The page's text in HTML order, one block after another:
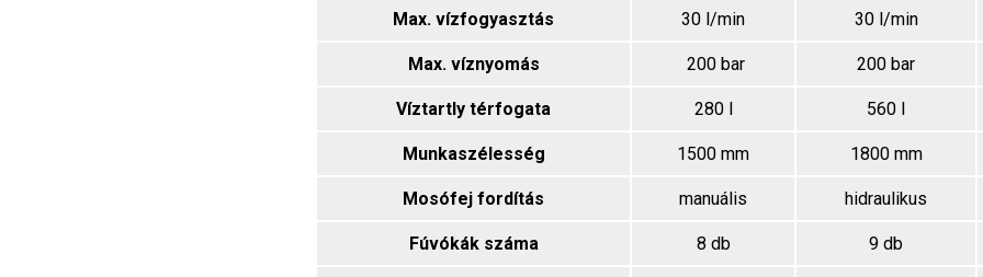
Max. vízfogyasztás 30 l/min 30 l/min
Max. víznyomás 200 bar 200 bar
Víztartly térfogata 280 l 560 l
Munkaszélesség 1500 mm 1800 mm
Mosófej fordítás manuális hidraulikus
Fúvókák száma 8 db 9 db